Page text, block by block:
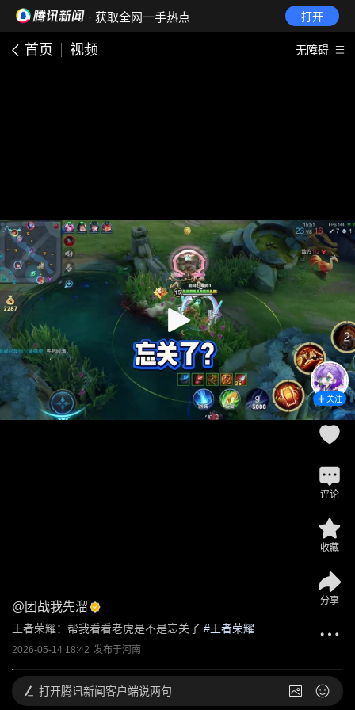
· 获取全网一手热点 打开
首页 视频 无障碍
@ 团战我先溜
王者荣耀：帮我看看老虎是不是忘关了 #王者荣耀
2026-05-14 18:42 发布于河南
关注
评论
收藏
分享
打开腾讯新闻客户端说两句